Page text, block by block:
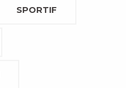
SPORTIF